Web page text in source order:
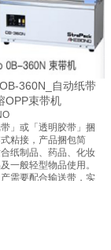
360N_自动纸带
OPP束带机
」或「透明胶带」捆
粘接，产品捆包简
纸制品、药品、化妆
一般轻型物品使用。
需要配合输送带，实